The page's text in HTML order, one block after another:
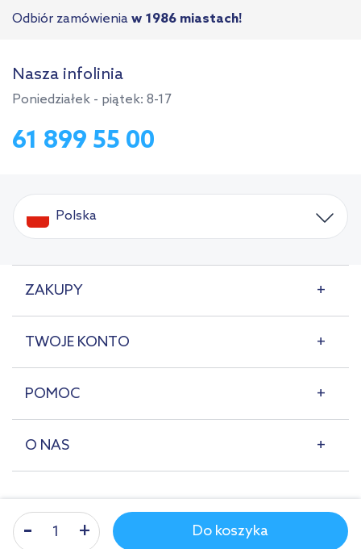
Do koszyka
Odbiór zamówienia w 1986 miastach!
Nasza infolinia
Poniedziałek - piątek: 8-17
61 899 55 00
Polska
ZAKUPY
TWOJE KONTO
POMOC
O NAS